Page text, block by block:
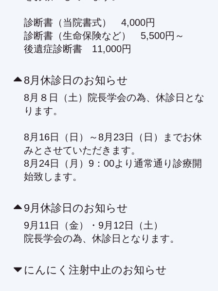
診断書（当院書式） 4,000円
診断書（生命保険など） 5,500円～
後遺症診断書 11,000円
8月休診日のお知らせ
8月８日（土）院長学会の為、休診日とな
ります。
8月16日（日）～8月23日（日）までお休
みとさせていただきます。
8月24日（月）9：00より通常通り診療開
始致します。
9月休診日のお知らせ
9月11日（金）・9月12日（土）
院長学会の為、休診日となります。
にんにく注射中止のお知らせ